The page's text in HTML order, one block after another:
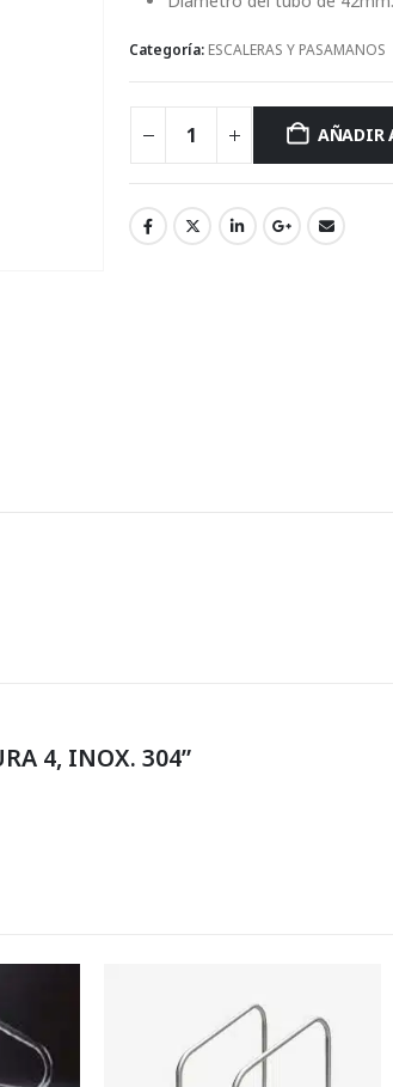
Categoría: ESCALERAS Y PASAMANOS
AÑADIR
4, INOX. 304”